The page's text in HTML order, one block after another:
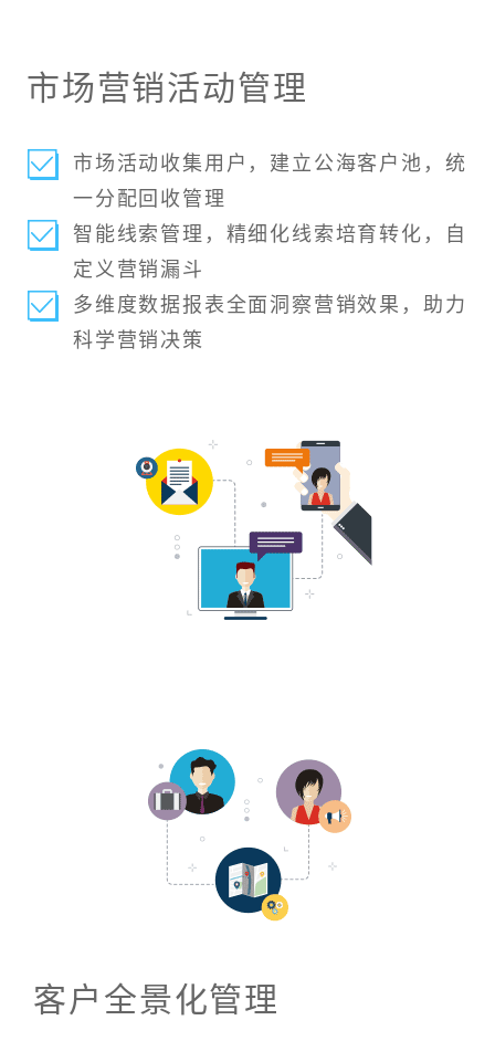
市场营销活动管理
市场活动收集用户，建立公海客户池，统
一分配回收管理
智能线索管理，精细化线索培育转化，自
定义营销漏斗
多维度数据报表全面洞察营销效果，助力
科学营销决策
客户全景化管理